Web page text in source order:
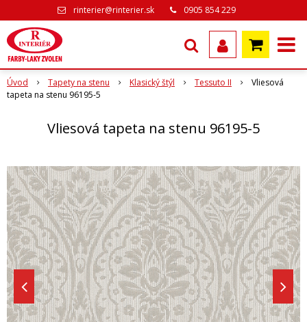
rinterier@rinterier.sk 0905 854 229
Úvod Tapety na stenu Klasický štýl Tessuto II
Vliesová
tapeta na stenu 96195-5
Vliesová tapeta na stenu 96195-5